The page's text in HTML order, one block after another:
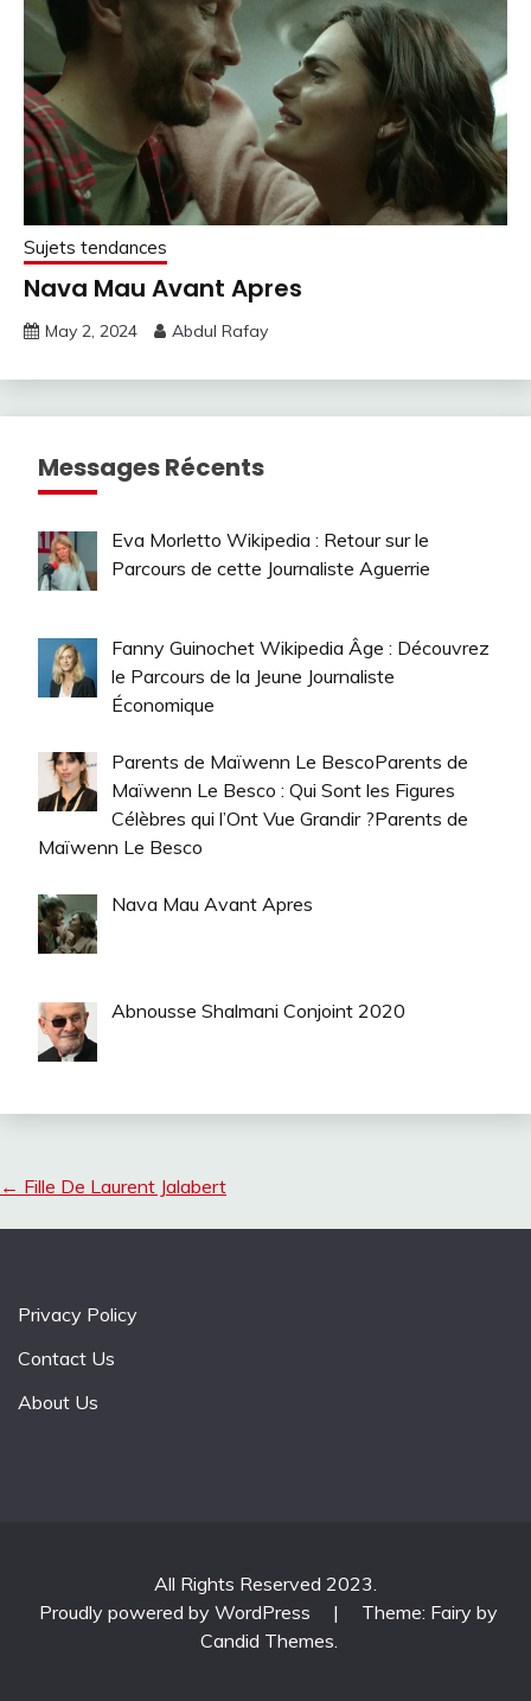
Sujets tendances
Nava Mau Avant Apres
May 2, 2024 Abdul Rafay
Messages Récents
Eva Morletto Wikipedia : Retour sur le
Parcours de cette Journaliste Aguerrie
Fanny Guinochet Wikipedia Âge : Découvrez
le Parcours de la Jeune Journaliste
Économique
Parents de Maïwenn Le BescoParents de
Maïwenn Le Besco : Qui Sont les Figures
Célèbres qui l’Ont Vue Grandir ?Parents de
Maïwenn Le Besco
Nava Mau Avant Apres
Abnousse Shalmani Conjoint 2020
← Fille De Laurent Jalabert
Privacy Policy
Contact Us
About Us
All Rights Reserved 2023.
Proudly powered by WordPress
|
Theme: Fairy by
Candid Themes